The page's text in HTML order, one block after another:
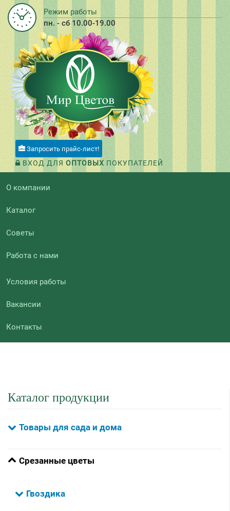
Режим работы
пн. - сб 10.00-19.00
Запросить прайс-лист!
ВХОД ДЛЯ ОПТОВЫХ ПОКУПАТЕЛЕЙ
О компании
Каталог
Советы
Работа с нами
Условия работы
Вакансии
Контакты
Каталог продукции
Товары для сада и дома
Срезанные цветы
Гвоздика